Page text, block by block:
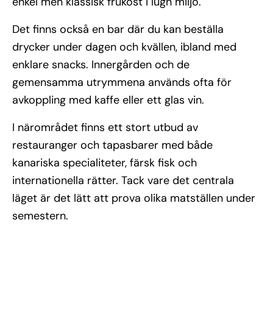
Det finns också en bar där du kan beställa
drycker under dagen och kvällen, ibland med
enklare snacks. Innergården och de
gemensamma utrymmena används ofta för
avkoppling med kaffe eller ett glas vin.
I närområdet finns ett stort utbud av
restauranger och tapasbarer med både
kanariska specialiteter, färsk fisk och
internationella rätter. Tack vare det centrala
läget är det lätt att prova olika matställen under
semestern.